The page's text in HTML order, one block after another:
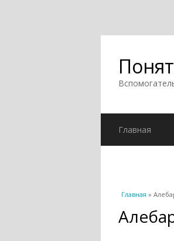
Главная
Вы здесь
Главная »